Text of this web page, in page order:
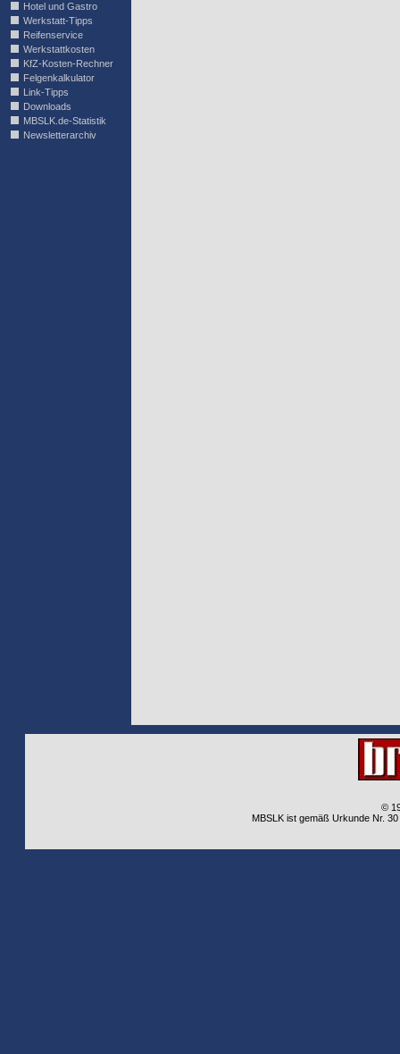
Hotel und Gastro
Werkstatt-Tipps
Reifenservice
Werkstattkosten
KfZ-Kosten-Rechner
Felgenkalkulator
Link-Tipps
Downloads
MBSLK.de-Statistik
Newsletterarchiv
©
MBSLK ist gemäß Urkunde Nr.